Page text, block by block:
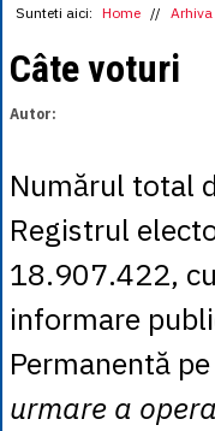
Sunteti aici: Home // Arhiva
Câte voturi
Autor:
Numărul total
Registrul
18.907.422,
informare
Permanentă
urmare a